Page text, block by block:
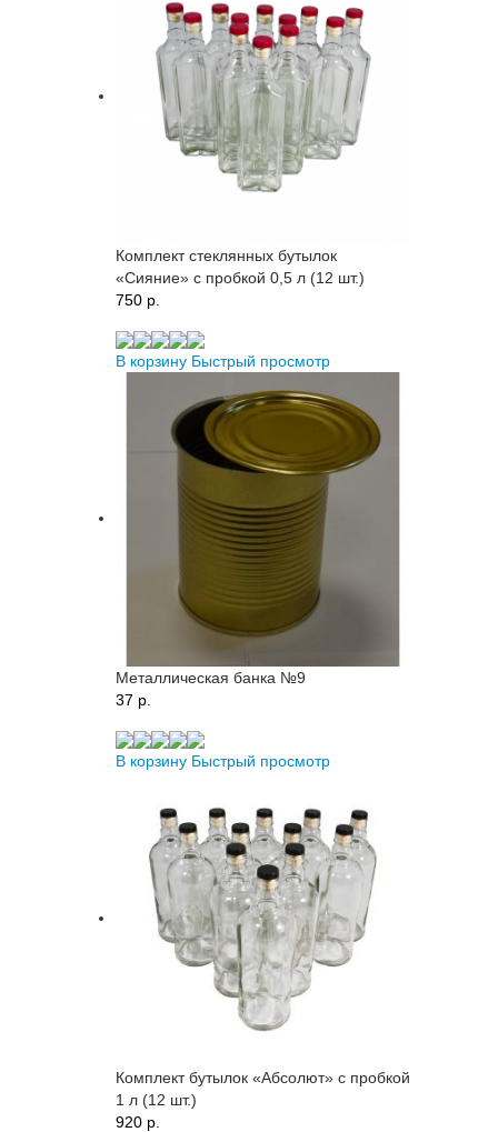
Комплект стеклянных бутылок
«Сияние» с пробкой 0,5 л (12 шт.)
750 p.
В корзину Быстрый просмотр
Металлическая банка №9
37 p.
В корзину Быстрый просмотр
Комплект бутылок «Абсолют» с пробкой
1 л (12 шт.)
920 p.